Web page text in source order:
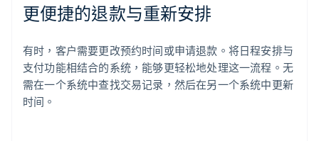
更便捷的退款与重新安排
有时，客户需要更改预约时间或申请退款。将日程安排与
支付功能相结合的系统，能够更轻松地处理这一流程。无
需在一个系统中查找交易记录，然后在另一个系统中更新
时间。